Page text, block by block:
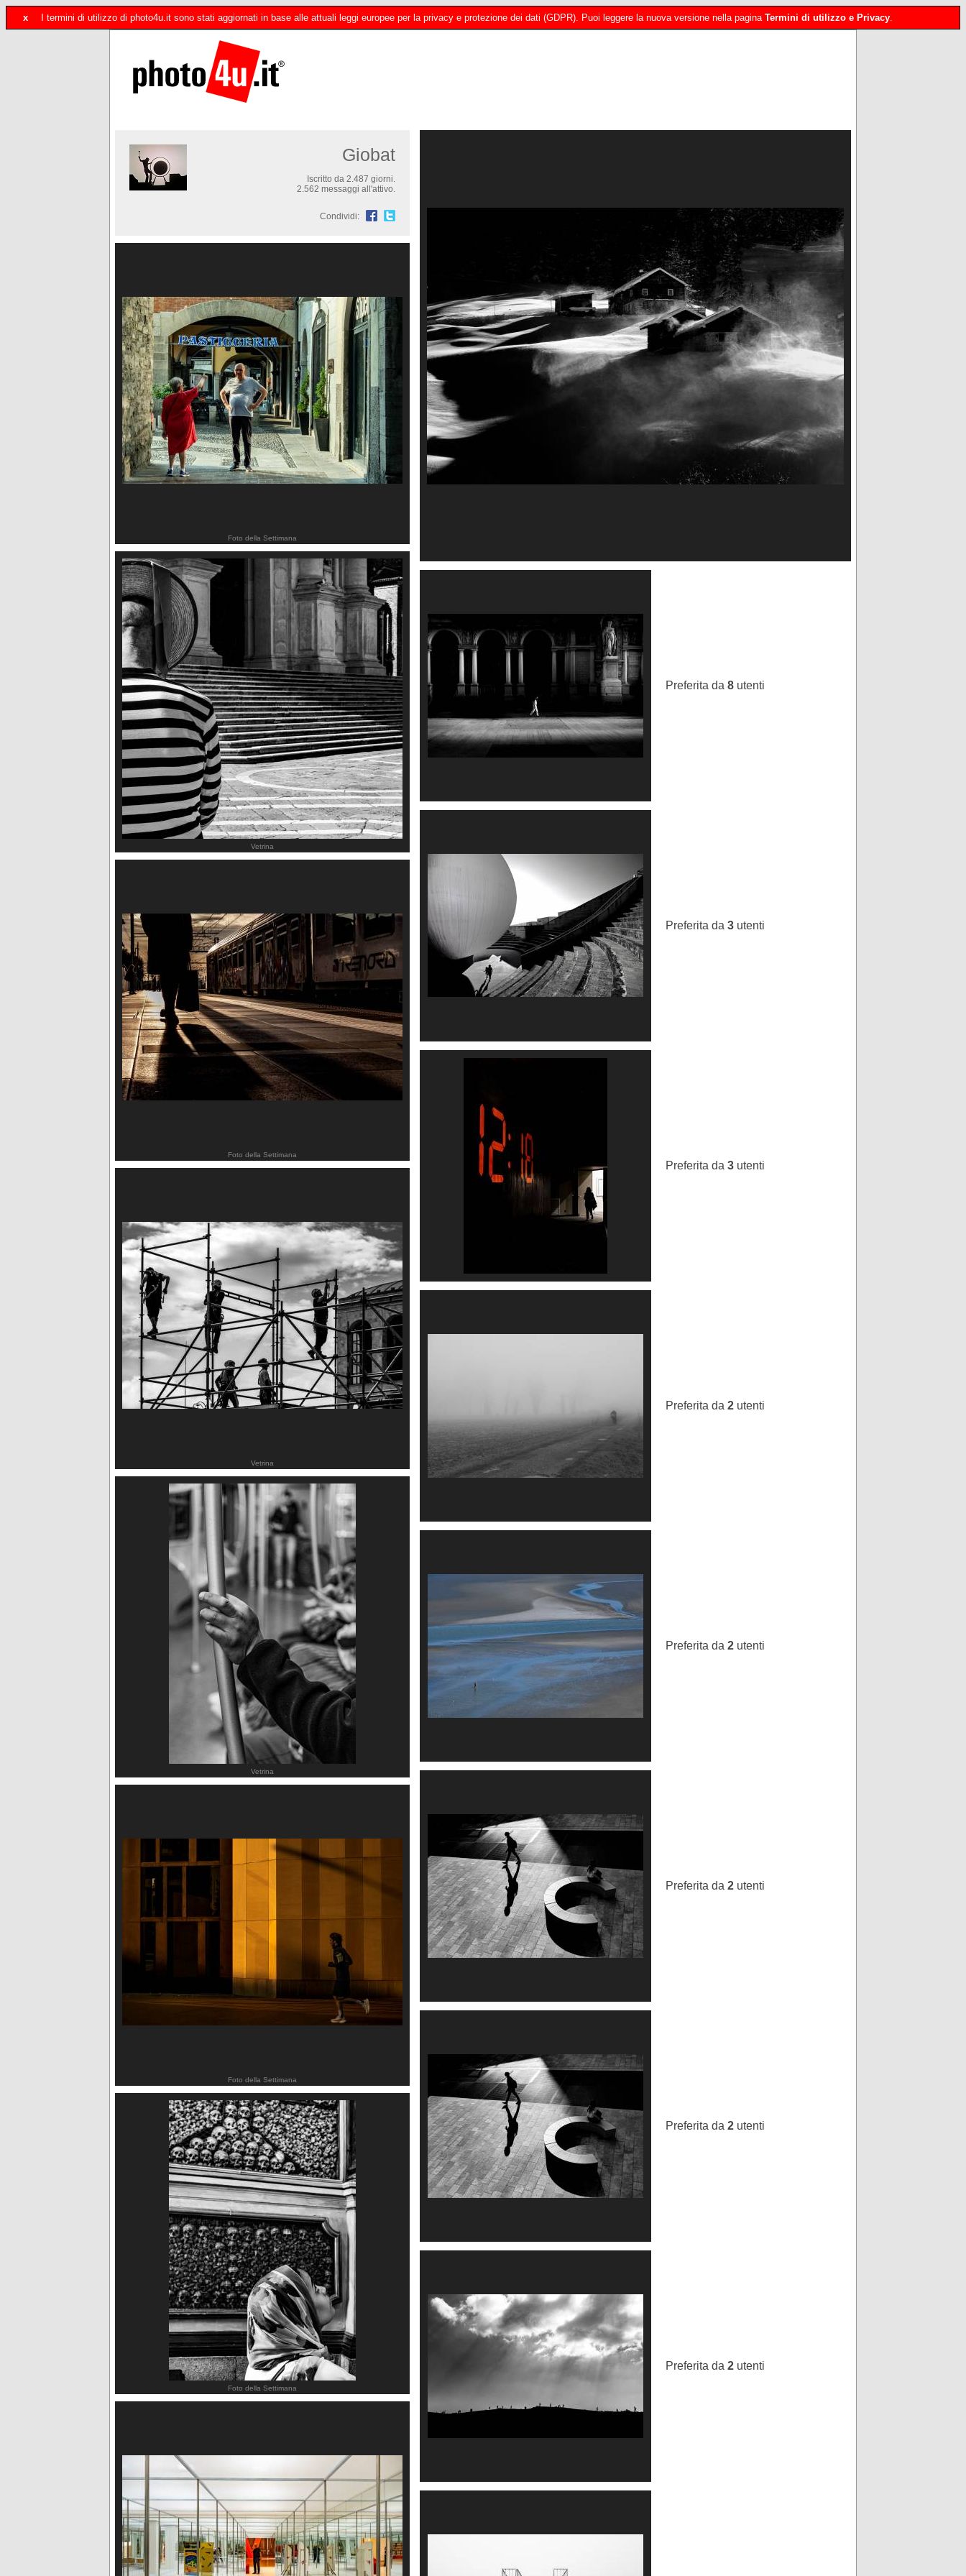
x I termini di utilizzo di photo4u.it sono stati aggiornati in base alle attuali leggi europee per la privacy e protezione dei dati (GDPR). Puoi leggere la nuova versione nella pagina Termini di utilizzo e Privacy.
Giobat
Iscritto da 2.487 giorni.
2.562 messaggi all'attivo.
Condividi:
Foto della Settimana
Vetrina
Foto della Settimana
Vetrina
Vetrina
Foto della Settimana
Foto della Settimana
Preferita da 8 utenti
Preferita da 3 utenti
Preferita da 3 utenti
Preferita da 2 utenti
Preferita da 2 utenti
Preferita da 2 utenti
Preferita da 2 utenti
Preferita da 2 utenti